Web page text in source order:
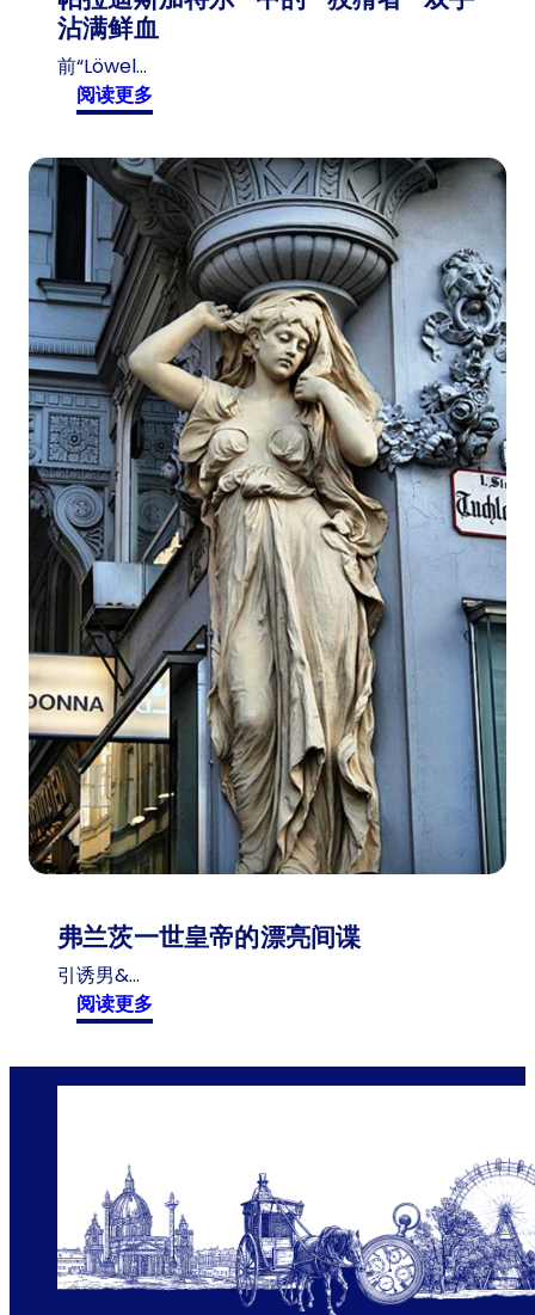
沾满鲜血
前“Löwel…
阅读更多:
帕
拉
迪
斯
加
特
尔
“
中
的
“
狡
猾
者
“
双
手
沾
满
鲜
血
弗兰茨一世皇帝的漂亮间谍
引诱男&…
阅读更多:
弗
兰
茨
帝
的
漂
亮